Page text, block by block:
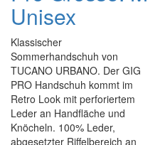
Unisex
Klassischer
Sommerhandschuh von
TUCANO URBANO. Der GIG
PRO Handschuh kommt im
Retro Look mit perforiertem
Leder an Handfläche und
Knöcheln. 100% Leder,
abgesetzter Riffelbereich an